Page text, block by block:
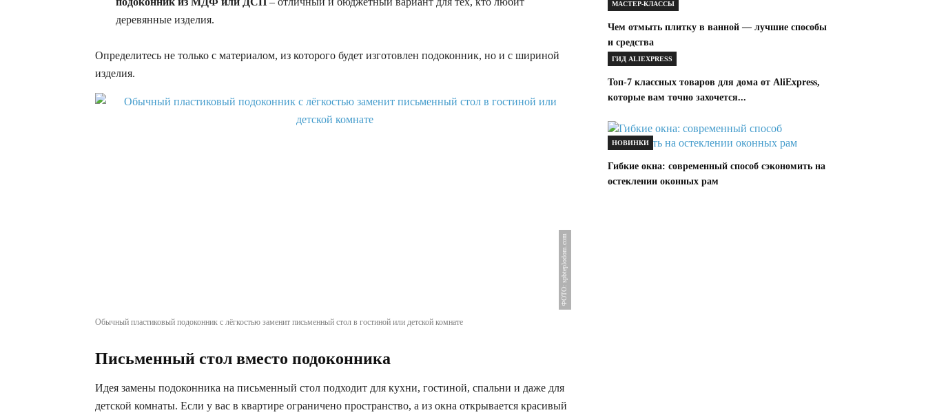
деревянные изделия.
Определитесь не только с материалом, из которого будет изготовлен подоконник, но и с шириной
изделия.
ФОТО: spbteplodom.com
Обычный пластиковый подоконник с лёгкостью заменит письменный стол в гостиной или детской комнате
Письменный стол вместо подоконника
Идея замены подоконника на письменный стол подходит для кухни, гостиной, спальни и даже для
детской комнаты. Если у вас в квартире ограничено пространство, а из окна открывается красивый
МАСТЕР-КЛАССЫ
Чем отмыть плитку в ванной — лучшие способы
и средства
ГИД ALIEXPRESS
Топ-7 классных товаров для дома от AliExpress,
которые вам точно захочется...
НОВИНКИ
Гибкие окна: современный способ сэкономить на
остеклении оконных рам